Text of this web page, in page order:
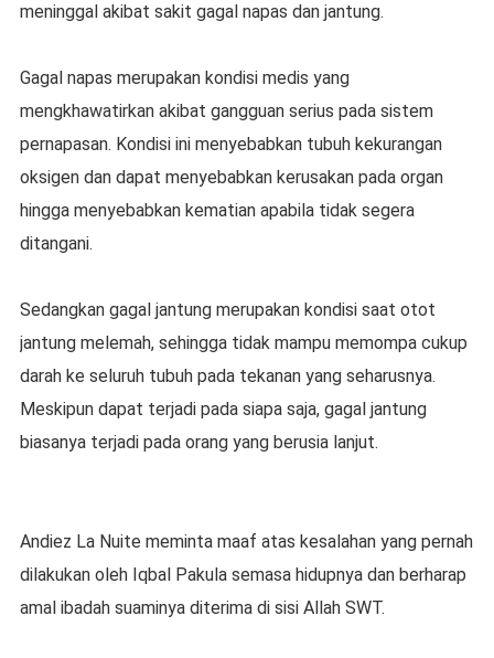
meninggal akibat sakit gagal napas dan jantung.
Gagal napas merupakan kondisi medis yang
mengkhawatirkan akibat gangguan serius pada sistem
pernapasan. Kondisi ini menyebabkan tubuh kekurangan
oksigen dan dapat menyebabkan kerusakan pada organ
hingga menyebabkan kematian apabila tidak segera
ditangani.
Sedangkan gagal jantung merupakan kondisi saat otot
jantung melemah, sehingga tidak mampu memompa cukup
darah ke seluruh tubuh pada tekanan yang seharusnya.
Meskipun dapat terjadi pada siapa saja, gagal jantung
biasanya terjadi pada orang yang berusia lanjut.
Andiez La Nuite meminta maaf atas kesalahan yang pernah
dilakukan oleh Iqbal Pakula semasa hidupnya dan berharap
amal ibadah suaminya diterima di sisi Allah SWT.